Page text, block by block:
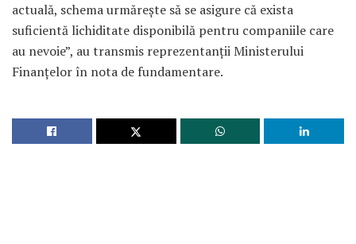
actuală, schema urmărește să se asigure că exista
suficientă lichiditate disponibilă pentru companiile care
au nevoie”, au transmis reprezentanții Ministerului
Finanțelor în nota de fundamentare.